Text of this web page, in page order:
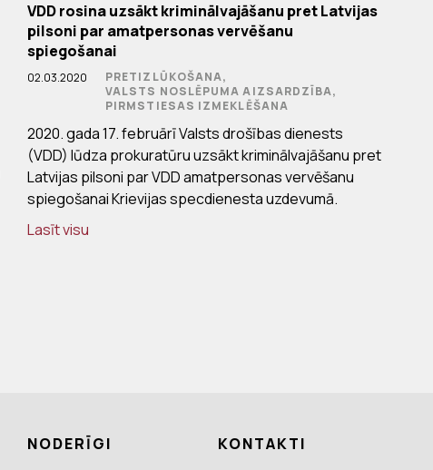
VDD rosina uzsākt kriminālvajāšanu pret Latvijas
pilsoni par amatpersonas vervēšanu
spiegošanai
02.03.2020
PRETIZLŪKOŠANA,
VALSTS NOSLĒPUMA AIZSARDZĪBA,
PIRMSTIESAS IZMEKLĒŠANA
2020. gada 17. februārī Valsts drošības dienests
(VDD) lūdza prokuratūru uzsākt kriminālvajāšanu pret
Latvijas pilsoni par VDD amatpersonas vervēšanu
spiegošanai Krievijas specdienesta uzdevumā.
Lasīt visu
NODERĪGI KONTAKTI